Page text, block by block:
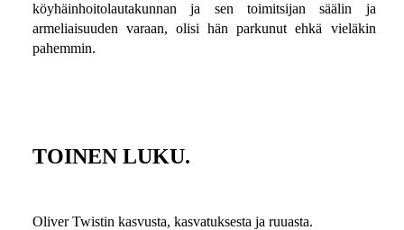
köyhäinhoitolautakunnan ja sen toimitsijan säälin ja
armeliaisuuden varaan, olisi hän parkunut ehkä vieläkin
pahemmin.
TOINEN LUKU.
Oliver Twistin kasvusta, kasvatuksesta ja ruuasta.